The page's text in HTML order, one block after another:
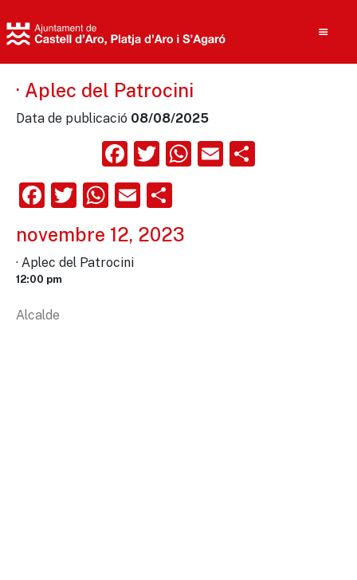
· Aplec del Patrocini
Data de publicació 08/08/2025
Facebook
Twitter
WhatsApp
Email
Facebook
Twitter
WhatsApp
Email
novembre 12, 2023
· Aplec del Patrocini
12:00 pm
Alcalde